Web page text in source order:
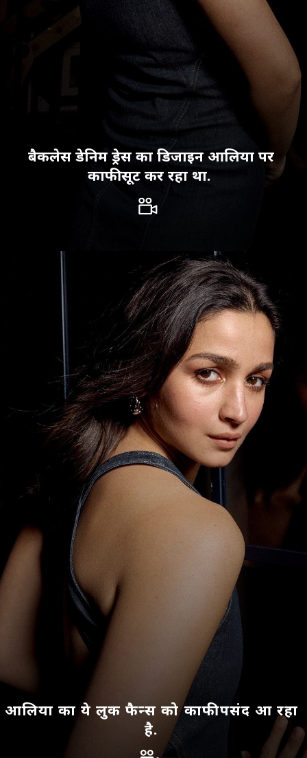
बैकलेस डेनिम ड्रेस का डिजाइन आलिया पर
काफी सूट कर रहा था.
आलिया का ये लुक फैन्स को काफी पसंद आ रहा
है.